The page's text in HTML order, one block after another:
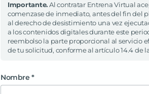
Importante.Al contratar Entrena Virtual
comenzase de inmediato, antes del fin del
al derecho de desistimiento una vez
a los contenidos digitales durante este
reembolso la parte proporcional al servicio
de tu solicitud, conforme al artículo 14.4 de
Nombre *